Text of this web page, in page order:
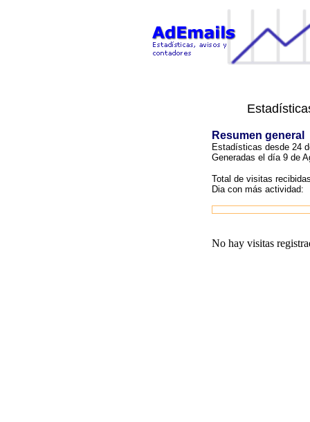
Resumen general
Estadísticas desde 24
Generadas el día 9 de
Total de visitas
Dia con más actividad:
No hay visitas